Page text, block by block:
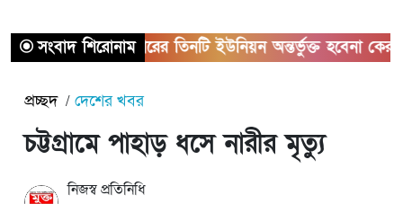
সংবাদ শিরোনাম
সাভারের তিনটি ইউনিয়ন অন্তর্ভুক্ত হবেনা
প্রচ্ছদ দেশের খবর
চট্টগ্রামে পাহাড় ধসে নারীর মৃত্যু
নিজস্ব প্রতিনিধি